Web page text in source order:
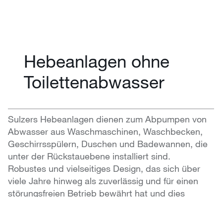
Hebeanlagen ohne
Toilettenabwasser
Sulzers Hebeanlagen dienen zum Abpumpen von
Abwasser aus Waschmaschinen, Waschbecken,
Geschirrsspülern, Duschen und Badewannen, die
unter der Rückstauebene installiert sind.
Robustes und vielseitiges Design, das sich über
viele Jahre hinweg als zuverlässig und für einen
störungsfreien Betrieb bewährt hat und dies